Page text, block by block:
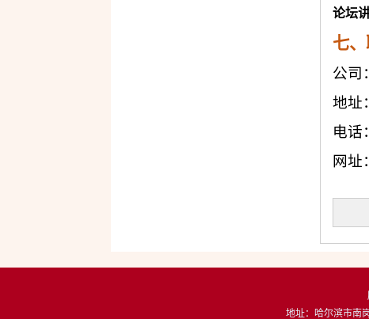
论坛
七
公司
地址
电话：
网址：
地址： 哈尔滨市南